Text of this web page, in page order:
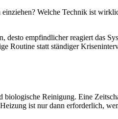
Welche Technik ist
empfindlicher reagiert das
Routine statt ständiger
Reinigung. Eine
ist nur dann erforderlich,